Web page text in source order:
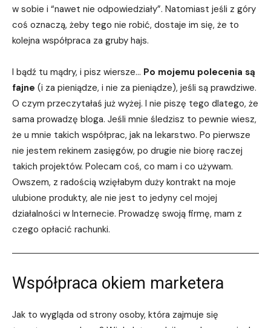
w sobie i “nawet nie odpowiedziały”. Natomiast jeśli z góry
coś oznaczą, żeby tego nie robić, dostaje im się, że to
kolejna współpraca za gruby hajs.
I bądź tu mądry, i pisz wiersze… Po mojemu polecenia są
fajne (i za pieniądze, i nie za pieniądze), jeśli są prawdziwe.
O czym przeczytałaś już wyżej. I nie piszę tego dlatego, że
sama prowadzę bloga. Jeśli mnie śledzisz to pewnie wiesz,
że u mnie takich współprac, jak na lekarstwo. Po pierwsze
nie jestem rekinem zasięgów, po drugie nie biorę raczej
takich projektów. Polecam coś, co mam i co używam.
Owszem, z radością wzięłabym duży kontrakt na moje
ulubione produkty, ale nie jest to jedyny cel mojej
działalności w Internecie. Prowadzę swoją firmę, mam z
czego opłacić rachunki.
Współpraca okiem marketera
Jak to wygląda od strony osoby, która zajmuje się